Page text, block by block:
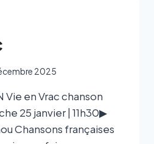
2025
Vie en Vrac chanson
25 janvier | 11h30▶
Chansons françaises